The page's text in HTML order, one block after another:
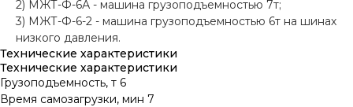
2) МЖТ-Ф-6А - машина грузоподъемностью 7т;
3) МЖТ-Ф-6-2 - машина грузоподъемностью 6т на шинах
низкого давления.
Технические характеристики
Технические характеристики
Грузоподъемность, т 6
Время самозагрузки, мин 7